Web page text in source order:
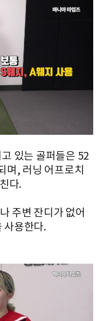
있는 골퍼들은 52
며, 러닝 어프로치
다.
주변 잔디가 없어
사용한다.